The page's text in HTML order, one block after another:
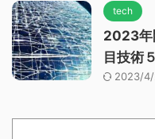
tech
2023年
目技術
2023/